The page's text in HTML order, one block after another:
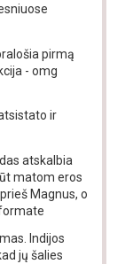
pirmą
- omg
ir
atskalbia
matom eros
Magnus, o
Indijos
jų šalies